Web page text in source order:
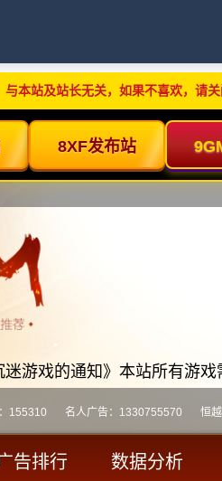
本站及站长无关，如果不喜欢，请关